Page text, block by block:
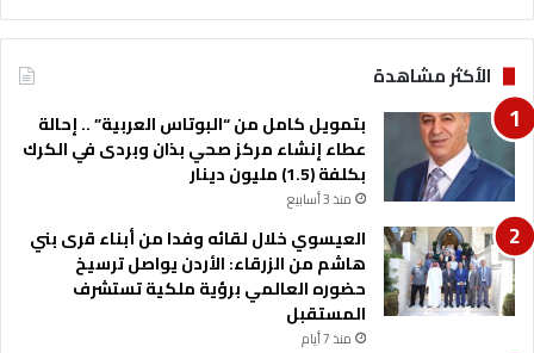
ا
1
0
م
ل
ا
ي
ن
د
ي
ن
ا
ل
ي
م
ي
ة
الأكثر مشاهدة
بتمويل كامل من “البوتاس العربية” .. إحالة
عطاء إنشاء مركز صحي بذان وبردى في الكرك
بكلفة (1.5) مليون دينار
منذ 3 أسابيع
العيسوي خلال لقائه وفدا من أبناء قرى بني
هاشم من الزرقاء: الأردن يواصل ترسيخ
حضوره العالمي برؤية ملكية تستشرف
المستقبل
منذ 7 أيام